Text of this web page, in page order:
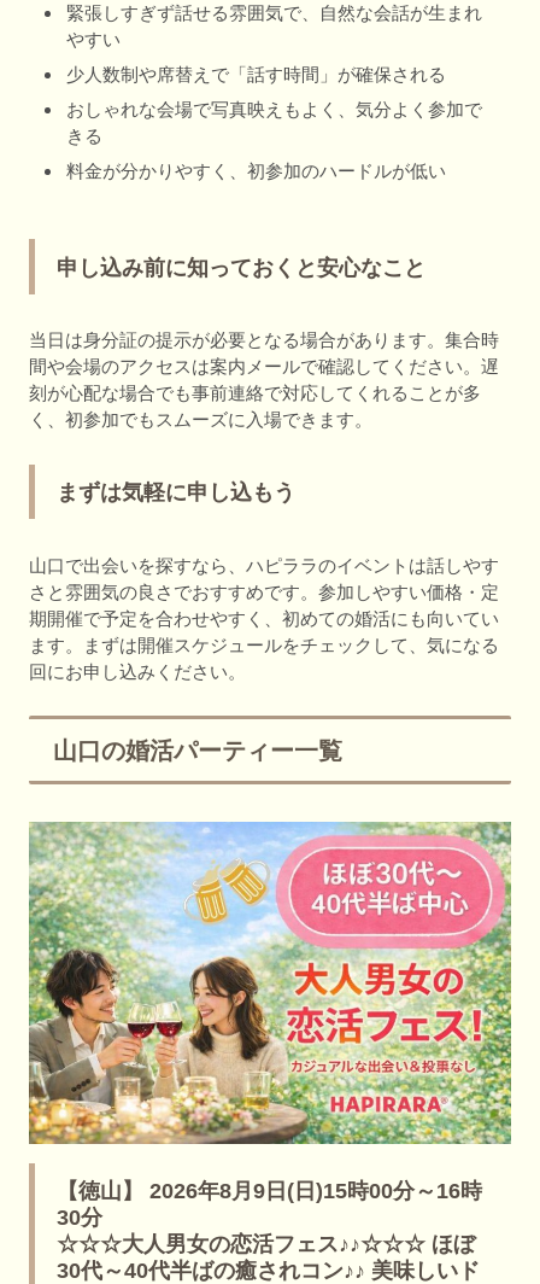
緊張しすぎず話せる雰囲気で、自然な会話が生まれ
やすい
少人数制や席替えで「話す時間」が確保される
おしゃれな会場で写真映えもよく、気分よく参加で
きる
料金が分かりやすく、初参加のハードルが低い
申し込み前に知っておくと安心なこと
当日は身分証の提示が必要となる場合があります。集合時
間や会場のアクセスは案内メールで確認してください。遅
刻が心配な場合でも事前連絡で対応してくれることが多
く、初参加でもスムーズに入場できます。
まずは気軽に申し込もう
山口で出会いを探すなら、ハピララのイベントは話しやす
さと雰囲気の良さでおすすめです。参加しやすい価格・定
期開催で予定を合わせやすく、初めての婚活にも向いてい
ます。まずは開催スケジュールをチェックして、気になる
回にお申し込みください。
山口の婚活パーティー一覧
【徳山】 2026年8月9日(日)15時00分～16時
30分
☆☆☆大人男女の恋活フェス♪♪☆☆☆ ほぼ
30代～40代半ばの癒されコン♪♪ 美味しいド